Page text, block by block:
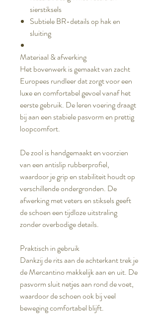
sierstiksels
Subtiele BR-details op hak en
sluiting
Materiaal & afwerking
Het bovenwerk is gemaakt van zacht
Europees rundleer dat zorgt voor een
luxe en comfortabel gevoel vanaf het
eerste gebruik. De leren voering draagt
bij aan een stabiele pasvorm en prettig
loopcomfort.
De zool is handgemaakt en voorzien
van een antislip rubberprofiel,
waardoor je grip en stabiliteit houdt op
verschillende ondergronden. De
afwerking met veters en stiksels geeft
de schoen een tijdloze uitstraling
zonder overbodige details.
Praktisch in gebruik
Dankzij de rits aan de achterkant trek je
de Mercantino makkelijk aan en uit. De
pasvorm sluit netjes aan rond de voet,
waardoor de schoen ook bij veel
beweging comfortabel blijft.